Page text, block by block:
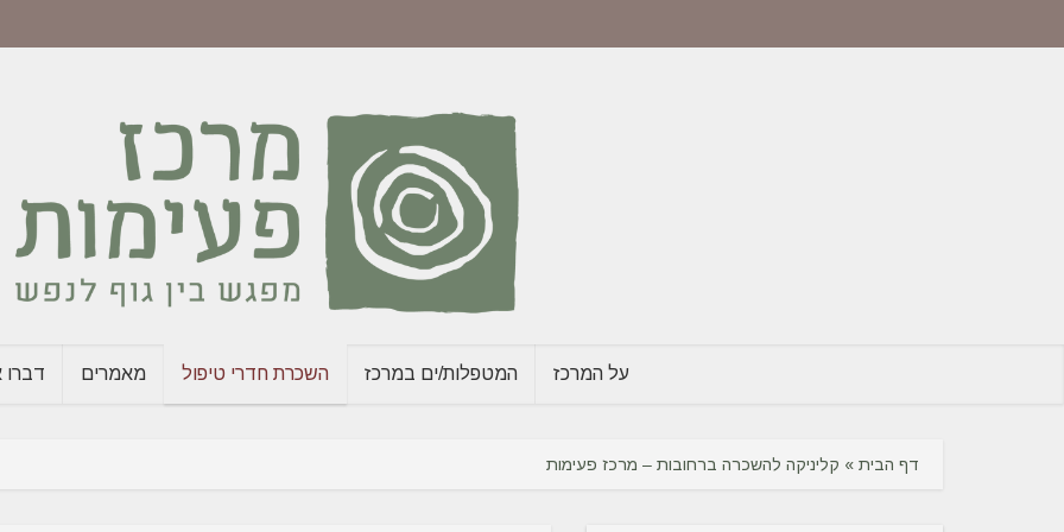
על המרכז המטפלות/ים במרכז השכרת חדרי טיפול מאמרים דברו
דף הבית » קליניקה להשכרה ברחובות – מרכז פעימות